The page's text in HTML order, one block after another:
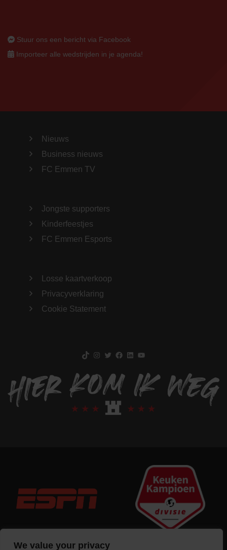
We value your privacy
Stuur ons een bericht via Facebook
Importeer alle wedstrijden in je agenda!
Nieuws
Business nieuws
FC Emmen TV
Jongste supporters
Kinderfeestjes
FC Emmen Esports
Losse kaartverkoop
Privacyverklaring
Cookie Statement